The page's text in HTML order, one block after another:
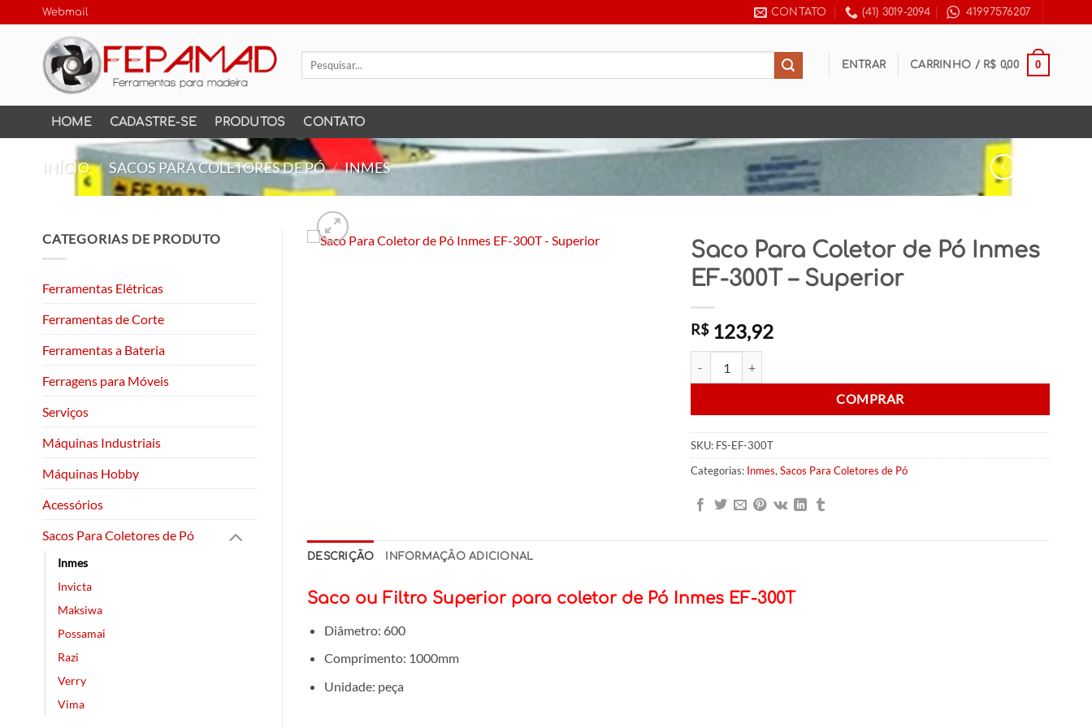
to
Webmail CONTATO (41) 3019-2094 41997576207
Pesquisar
ENTRAR CARRINHO / R$ 0,00 0
HOME CADASTRE-SE PRODUTOS CONTATO
INÍCIO / SACOS PARA COLETORES DE PÓ / INMES
CATEGORIAS DE PRODUTO
Ferramentas Elétricas
Ferramentas de Corte
Ferramentas a Bateria
Ferragens para Móveis
Serviços
Máquinas Industriais
Máquinas Hobby
Acessórios
Sacos Para Coletores de Pó
Inmes
Invicta
Maksiwa
Possamai
Razi
Verry
Vima
Saco Para Coletor de Pó Inmes
EF-300T – Superior
R$123,92
COMPRAR
SKU: FS-EF-300T
Categorias: Inmes, Sacos Para Coletores de Pó
DESCRIÇÃO INFORMAÇÃO ADICIONAL
Saco ou Filtro Superior para coletor de Pó Inmes EF-300T
Diâmetro: 600
Comprimento: 1000mm
Unidade: peça